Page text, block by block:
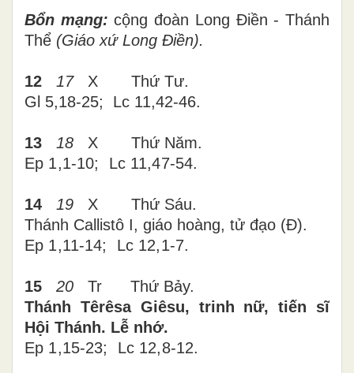
Bổn mạng: cộng đoàn Long Điền - Thánh
Thể (Giáo xứ Long Điền).
12 17X Thứ Tư.
Gl 5,18-25; Lc 11,42-46.
13 18 X Thứ Năm.
Ep 1,1-10; Lc 11,47-54.
14 19 X Thứ Sáu.
Thánh Callistô I, giáo hoàng, tử đạo (Đ).
Ep 1,11-14; Lc 12,1-7.
15 20 Tr Thứ Bảy.
Thánh Têrêsa Giêsu, trinh nữ, tiến sĩ
Hội Thánh. Lễ nhớ.
Ep 1,15-23; Lc 12,8-12.